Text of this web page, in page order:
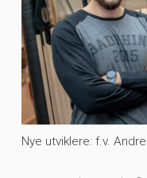
Nye utviklere: f.v.